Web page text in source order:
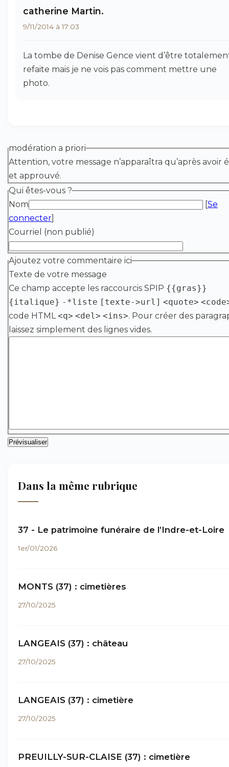
catherine Martin.
9/11/2014 à 17:03
La tombe de Denise Gence vient d’être
refaite mais je ne vois pas comment mettre une
photo.
modération a priori
Attention, votre message n’apparaîtra qu’après avoir
et approuvé.
Qui êtes-vous ?
Nom
[Se
connecter]
Courriel (non publié)
Ajoutez votre commentaire ici
Texte de votre message
Ce champ accepte les raccourcis SPIP {{gras}}
{italique} -*liste [texte->url] <quote>
code HTML<q> <del> <ins>. Pour créer des
laissez simplement des lignes vides.
Dans la même rubrique
37 - Le patrimoine funéraire de l’Indre-et-Loire
1er/01/2026
MONTS (37) : cimetières
27/10/2025
LANGEAIS (37) : château
27/10/2025
LANGEAIS (37) : cimetière
27/10/2025
PREUILLY-SUR-CLAISE (37) : cimetière